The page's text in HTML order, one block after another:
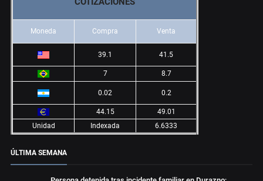
Moneda Compra Venta
39.1 41.5
7 8.7
0.02 0.2
44.15
49.01
Unidad
Indexada 6.6333
ÚLTIMA SEMANA